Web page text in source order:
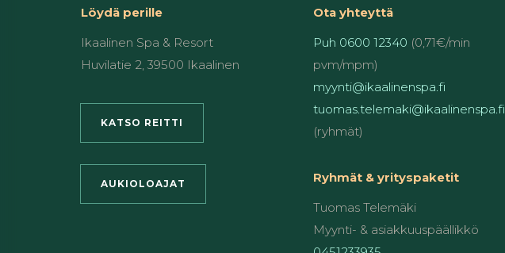
Löydä perille
Ikaalinen Spa & Resort
Huvilatie 2, 39500 Ikaalinen
KATSO REITTI
AUKIOLOAJAT
Ota yhteyttä
Puh 0600 12340 (0,71€/min
pvm/mpm)
myynti@ikaalinenspa.fi
tuomas.telemaki@ikaalinenspa.fi
(ryhmät)
Ryhmät & yrityspaketit
Tuomas Telemäki
Myynti- & asiakkuuspäällikkö